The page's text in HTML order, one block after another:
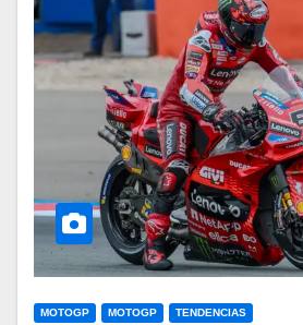
MOTOGP MOTOGP TENDENCIAS